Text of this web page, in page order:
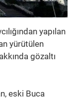
yapılan
yürütülen
gözaltı
eski Buca